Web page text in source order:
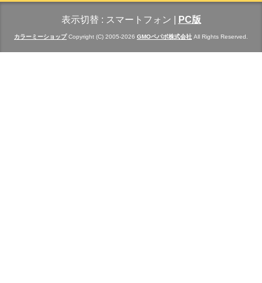
表示切替 : スマートフォン PC版
カラーミーショップCopyright (C) 2005-2026 GMOペパボ株式会社 All Rights Reserved.